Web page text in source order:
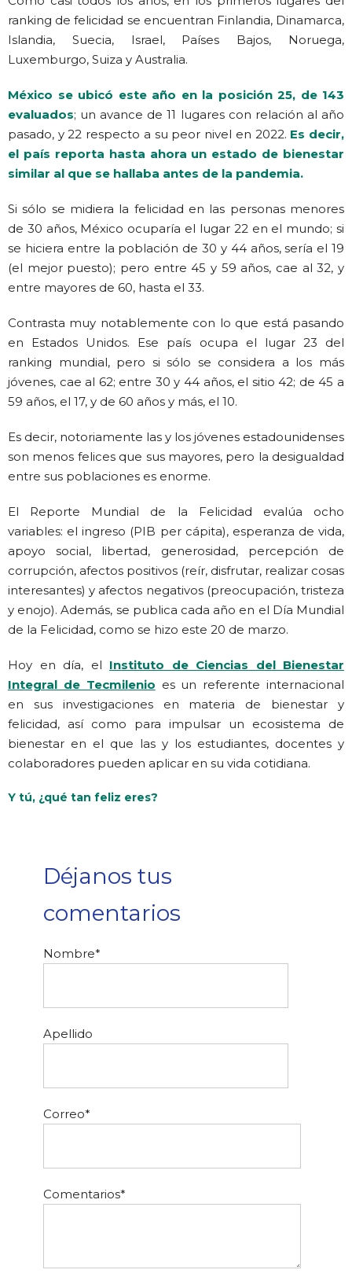
ranking de felicidad se encuentran Finlandia, Dinamarca,
Islandia, Suecia, Israel, Países Bajos, Noruega,
Luxemburgo, Suiza y Australia.
México se ubicó este año en la posición 25, de 143
evaluados; un avance de 11 lugares con relación al año
pasado, y 22 respecto a su peor nivel en 2022. Es decir,
el país reporta hasta ahora un estado de bienestar
similar al que se hallaba antes de la pandemia.
Si sólo se midiera la felicidad en las personas menores
de 30 años, México ocuparía el lugar 22 en el mundo; si
se hiciera entre la población de 30 y 44 años, sería el 19
(el mejor puesto); pero entre 45 y 59 años, cae al 32, y
entre mayores de 60, hasta el 33.
Contrasta muy notablemente con lo que está pasando
en Estados Unidos. Ese país ocupa el lugar 23 del
ranking mundial, pero si sólo se considera a los más
jóvenes, cae al 62; entre 30 y 44 años, el sitio 42; de 45 a
59 años, el 17, y de 60 años y más, el 10.
Es decir, notoriamente las y los jóvenes estadounidenses
son menos felices que sus mayores, pero la desigualdad
entre sus poblaciones es enorme.
El Reporte Mundial de la Felicidad evalúa ocho
variables: el ingreso (PIB per cápita), esperanza de vida,
apoyo social, libertad, generosidad, percepción de
corrupción, afectos positivos (reír, disfrutar, realizar cosas
interesantes) y afectos negativos (preocupación, tristeza
y enojo). Además, se publica cada año en el Día Mundial
de la Felicidad, como se hizo este 20 de marzo.
Hoy en día, el Instituto de Ciencias del Bienestar
Integral de Tecmilenio es un referente internacional
en sus investigaciones en materia de bienestar y
felicidad, así como para impulsar un ecosistema de
bienestar en el que las y los estudiantes, docentes y
colaboradores pueden aplicar en su vida cotidiana.
Y tú, ¿qué tan feliz eres?
Déjanos tus
comentarios
Nombre*
Apellido
Correo*
Comentarios*